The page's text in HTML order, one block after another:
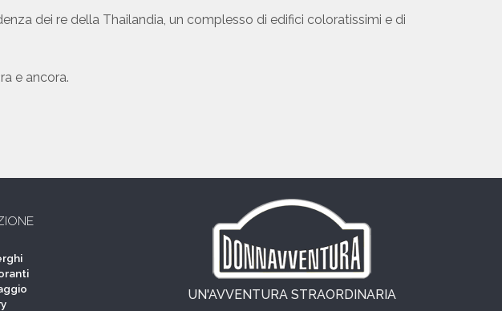
dei re della Thailandia, un complesso di edifici coloratissimi e di
e ancora.